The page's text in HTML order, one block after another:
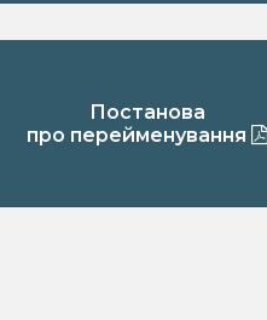
Постанова
про перейменування